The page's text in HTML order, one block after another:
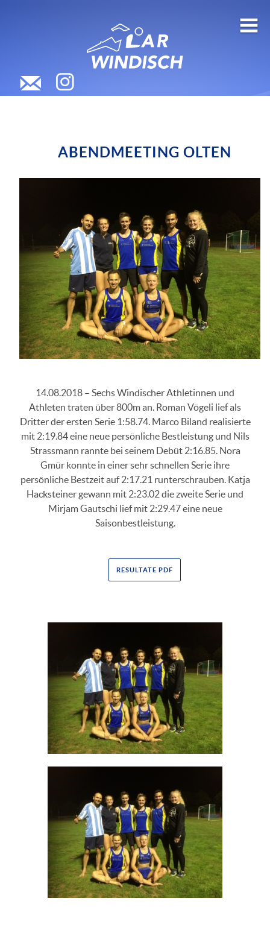
ABENDMEETING OLTEN
14.08.2018 – Sechs Windischer Athletinnen und
Athleten traten über 800m an. Roman Vögeli lief als
Dritter der ersten Serie 1:58.74. Marco Biland realisierte
mit 2:19.84 eine neue persönliche Bestleistung und Nils
Strassmann rannte bei seinem Debüt 2:16.85. Nora
Gmür konnte in einer sehr schnellen Serie ihre
persönliche Bestzeit auf 2:17.21 runterschrauben. Katja
Hacksteiner gewann mit 2:23.02 die zweite Serie und
Mirjam Gautschi lief mit 2:29.47 eine neue
Saisonbestleistung.
RESULTATE PDF